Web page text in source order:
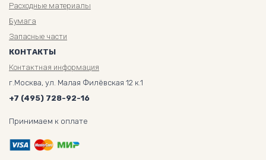
Расходные материалы
Бумага
Запасные части
КОНТАКТЫ
Контактная информация
г.Москва, ул. Малая Филёвская 12 к.1
+7 (495) 728-92-16
Принимаем к оплате